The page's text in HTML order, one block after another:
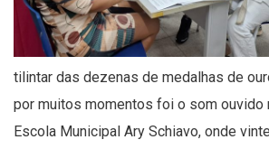
tilintar das dezenas de medalhas de
por muitos momentos foi o som ouvido
Escola Municipal Ary Schiavo, onde